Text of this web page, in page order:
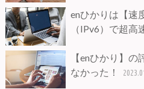
enひかりは【速
（IPv6）で超高
【enひかり】
なかった！